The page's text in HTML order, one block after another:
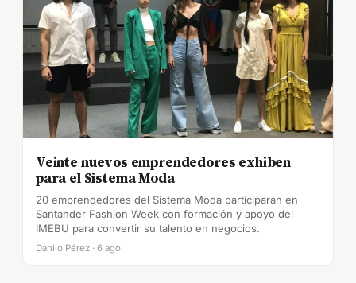
Veinte nuevos emprendedores exhiben
para el Sistema Moda
20 emprendedores del Sistema Moda participarán en
Santander Fashion Week con formación y apoyo del
IMEBU para convertir su talento en negocios.
Danilo Pérez · 6 ago.